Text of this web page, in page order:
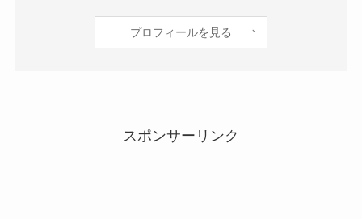
プロフィールを見る
スポンサーリンク